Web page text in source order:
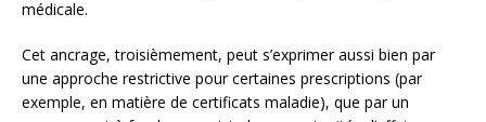
médicale.
Cet ancrage, troisièmement, peut s’exprimer aussi bien par
une approche restrictive pour certaines prescriptions (par
exemple, en matière de certificats maladie), que par un